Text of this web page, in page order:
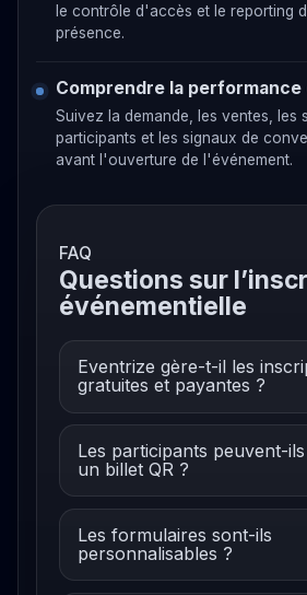
le contrôle d'accès et le reporting
présence.
Comprendre la
Suivez la demande, les ventes, les
participants et les signaux de
avant l'ouverture de l'événement.
FAQ
Questions sur
événementielle
Eventrize gère-t-il les
gratuites et payantes ?
Les participants peuvent-
un billet QR ?
Les formulaires sont-ils
personnalisables ?